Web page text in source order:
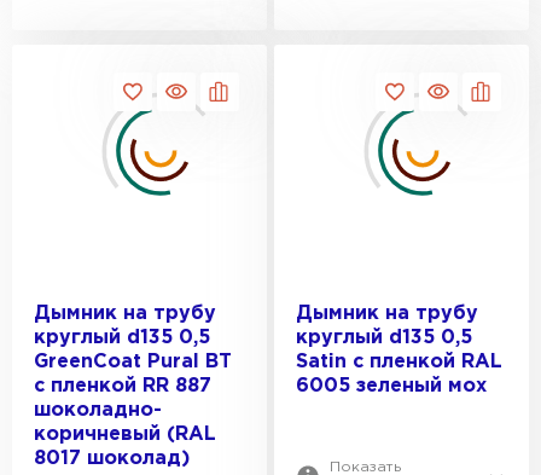
Дымник на трубу
круглый d135 0,5
GreenСoat Pural BT
с пленкой RR 887
шоколадно-
коричневый (RAL
8017 шоколад)
Дымник на трубу
круглый d135 0,5
Satin с пленкой RAL
6005 зеленый мох
Показать
ПЕРЕЙТИ